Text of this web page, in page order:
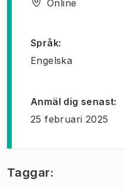
Online
Språk:
Engelska
Anmäl dig senast:
25 februari 2025
Taggar: